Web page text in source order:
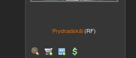
Prydnadskål (RF)